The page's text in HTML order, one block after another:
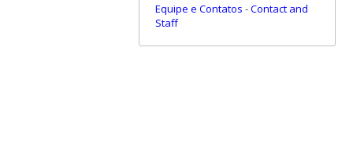
Equipe e Contatos -Contact and
Staff